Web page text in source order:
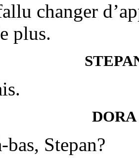
changer
plus.
DORA
bas, Stepan?